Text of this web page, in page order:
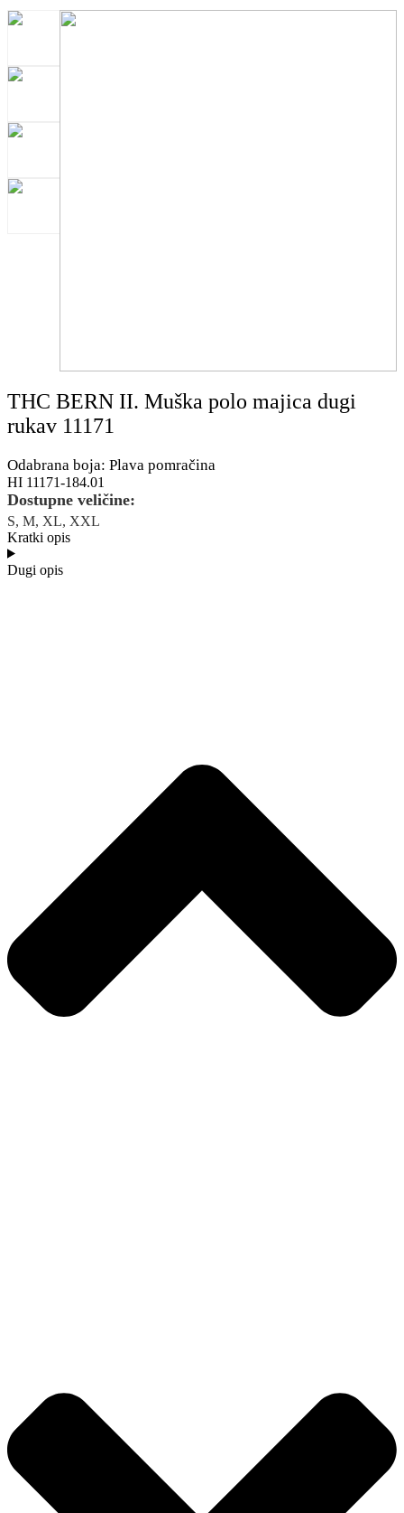
THC BERN II. Muška polo majica dugi
rukav 11171
Odabrana boja: Plava pomračina
HI 11171-184.01
Dostupne veličine:
S, M, XL, XXL
Kratki opis
Dugi opis